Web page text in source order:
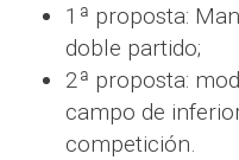
1ª proposta:
doble partido;
2ª proposta:
campo de
competición.